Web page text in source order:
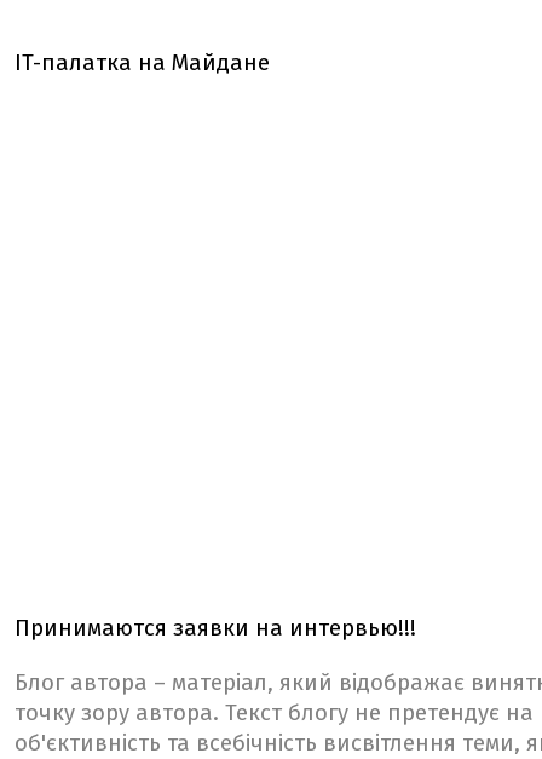
IT-палатка на Майдане
Принимаются заявки на интервью!!!
Блог автора – матеріал, який відображає
точку зору автора. Текст блогу не претендує на
об'єктивність та всебічність висвітлення теми,